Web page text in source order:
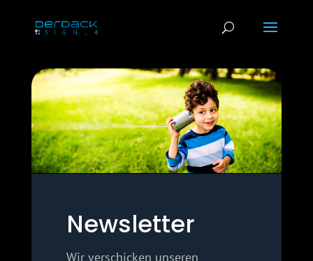
Newsletter
Wir verschicken unseren